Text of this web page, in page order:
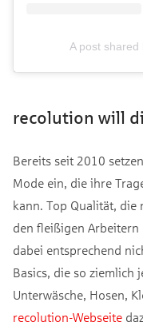
A post shared
recolution will
Bereits seit 2010
Mode ein, die ihre
kann. Top Qualität, die
den fleißigen
dabei entsprechend
Basics, die so ziemlich
Unterwäsche, Hosen,
recolution-Webseite